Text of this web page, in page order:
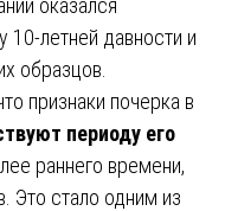
оказался
10-летней давности и
образцов.
признаки почерка в
периоду его
раннего времени,
Это стало одним из